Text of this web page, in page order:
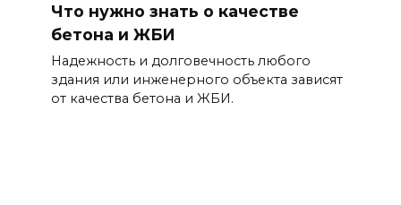
Что нужно знать о качестве
бетона и ЖБИ
Надежность и долговечность любого
здания или инженерного объекта зависят
от качества бетона и ЖБИ.